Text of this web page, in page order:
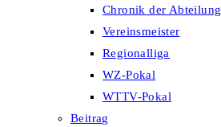
Chronik der Abteilung
Vereinsmeister
Regionalliga
WZ-Pokal
WTTV-Pokal
Beitrag